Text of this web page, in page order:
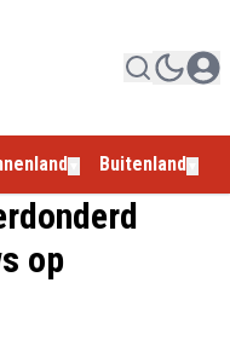
Buitenland
op